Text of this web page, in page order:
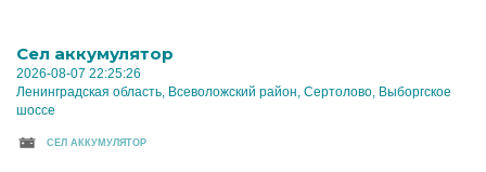
Cел аккумулятор
2026-08-07 22:25:26
Ленинградская область, Всеволожский район, Сертолово, Выборгское
шоссе
CЕЛ АККУМУЛЯТОР